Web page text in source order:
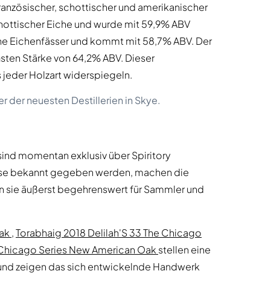
schottischer und amerikanischer
Eiche und wurde mit 59,9% ABV
Eichenfässer und kommt mit 58,7% ABV. Der
Stärke von 64,2% ABV. Dieser
jeder Holzart widerspiegeln.
der neuesten Destillerien in Skye.
momentan exklusiv über Spiritory
bekannt gegeben werden, machen die
äußerst begehrenswert für Sammler und
,Torabhaig 2018 Delilah'S 33 The Chicago
Series New American Oak stellen eine
zeigen das sich entwickelnde Handwerk